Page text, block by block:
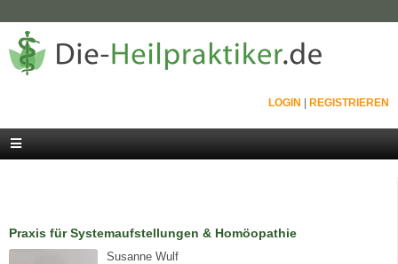
LOGIN REGISTRIEREN
Praxis für Systemaufstellungen & Homöopathie
Susanne Wulf